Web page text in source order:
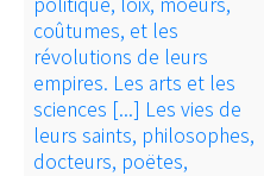
coûtumes, et les
révolutions de leurs
empires. Les arts et les
sciences [...] Les vies de
leurs saints, philosophes,
docteurs, poëtes,